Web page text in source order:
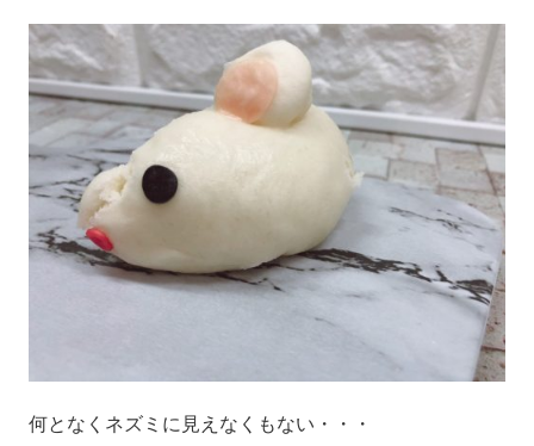
何となくネズミに見えなくもない・・・